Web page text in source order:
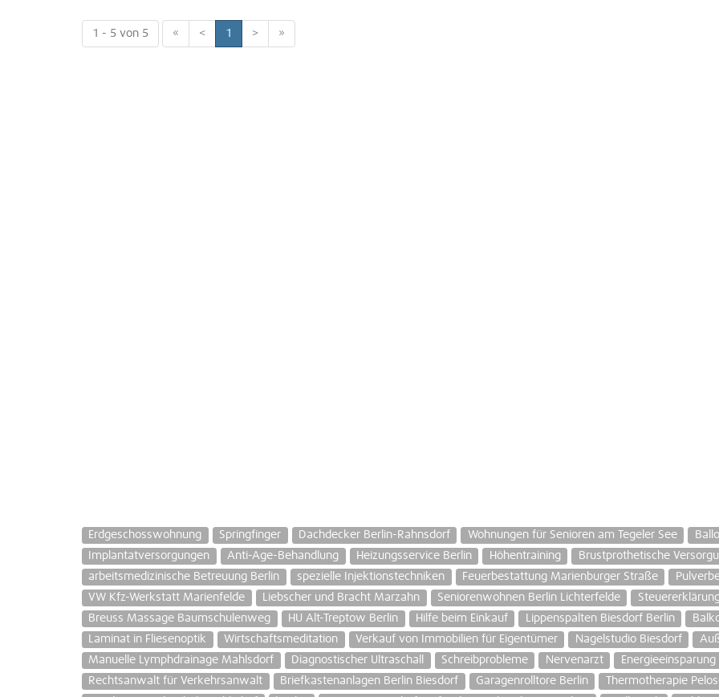
1 - 5 von 5 « < 1 > »
Erdgeschosswohnung Springfinger Dachdecker Berlin-Rahnsdorf Wohnungen für Senioren am Tegeler See
Implantatversorgungen
Anti-Age-Behandlung Heizungsservice Berlin Höhentraining Brustprothetische
arbeitsmedizinische Betreuung Berlin
spezielle Injektionstechniken Feuerbestattung Marienburger Straße
VW Kfz-Werkstatt Marienfelde
Liebscher und Bracht Marzahn Seniorenwohnen Berlin Lichterfelde
Breuss Massage Baumschulenweg
HU Alt-Treptow Berlin Hilfe beim Einkauf Lippenspalten Biesdorf Berlin
Laminat in Fliesenoptik
Wirtschaftsmeditation Verkauf von Immobilien für Eigentümer Nagelstudio Biesdorf
Manuelle Lymphdrainage Mahlsdorf
Diagnostischer Ultraschall Schreibprobleme Nervenarzt
Rechtsanwalt für Verkehrsanwalt
Briefkastenanlagen Berlin Biesdorf Garagenrolltore Berlin Thermotherapie